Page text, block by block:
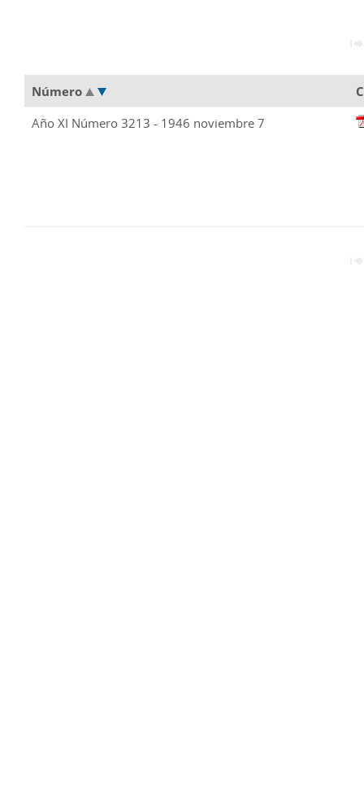
Número
Año XI Número 3213 - 1946 noviembre 7